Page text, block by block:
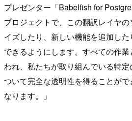
プレゼンター「Babelfish for
プロジェクトで、この翻訳レイヤ
イズしたり、新しい機能を追加し
できるようにします。すべての作
われ、私たちが取り組んでいる特
ついて完全な透明性を得ることが
なります。」